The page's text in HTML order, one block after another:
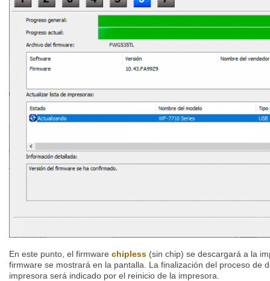
En este punto, el firmware chipless (sin chip) se descargará a la
firmware se mostrará en la pantalla. La finalización del proceso de
impresora será indicado por el reinicio de la impresora.